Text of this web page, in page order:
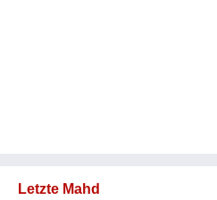
Letzte Mahd